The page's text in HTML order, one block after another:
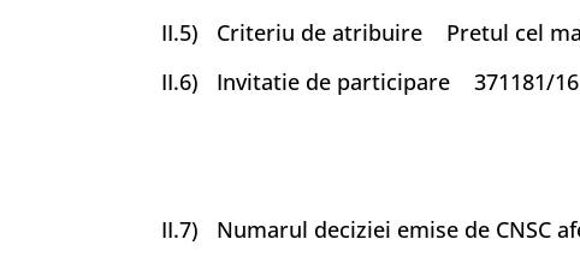
II.5) Criteriu de atribuire Pretul cel
II.6) Invitatie de participare 371181/
II.7) Numarul deciziei emise de CNSC